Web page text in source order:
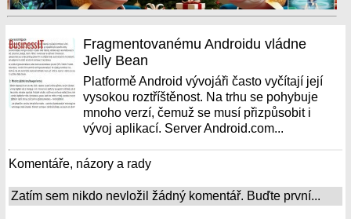
Fragmentovanému Androidu vládne
Jelly Bean
Platformě Android vývojáři často vyčítají její
vysokou roztříštěnost. Na trhu se pohybuje
mnoho verzí, čemuž se musí přizpůsobit i
vývoj aplikací. Server Android.com...
Komentáře, názory a rady
Zatím sem nikdo nevložil žádný komentář. Buďte první...